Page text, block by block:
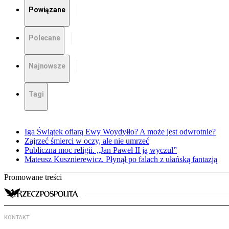
Powiązane
Polecane
Najnowsze
Tagi
Iga Świątek ofiarą Ewy Woydyłło? A może jest odwrotnie?
Zajrzeć śmierci w oczy, ale nie umrzeć
Publiczna moc religii. „Jan Paweł II ją wyczuł”
Mateusz Kusznierewicz. Płynął po falach z ułańską fantazją
Promowane treści
KONTAKT